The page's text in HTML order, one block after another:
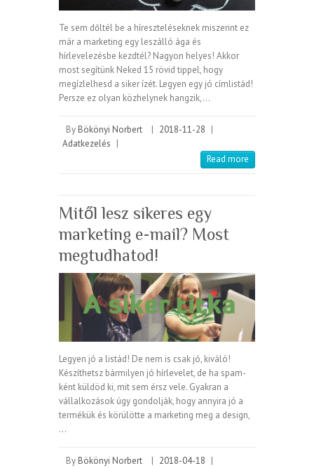
Te sem dőltél be a híreszteléseknek miszerint ez
már a marketing egy leszálló ága és
hírlevelezésbe kezdtél? Nagyon helyes! Akkor
most segítünk Neked 15 rövid tippel, hogy
megízlelhesd a siker ízét. Legyen egy jó címlistád!
Persze ez olyan közhelynek hangzik,…
By Bökönyi Norbert | 2018-11-28 |
Adatkezelés |
Read more
Mitől lesz sikeres egy
marketing e-mail? Most
megtudhatod!
Legyen jó a listád! De nem is csak jó, kiváló!
Készíthetsz bármilyen jó hírlevelet, de ha spam-
ként küldöd ki, mit sem érsz vele. Gyakran a
vállalkozások úgy gondolják, hogy annyira jó a
termékük és körülötte a marketing meg a design,
…
By Bökönyi Norbert | 2018-04-18 |